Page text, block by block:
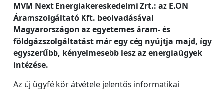
MVM Next Energiakereskedelmi Zrt.: az E.ON
Áramszolgáltató Kft. beolvadásával
Magyarországon az egyetemes áram- és
földgázszolgáltatást már egy cég nyújtja majd, így
egyszerűbb, kényelmesebb lesz az energiaügyek
intézése.
Az új ügyfélkör átvétele jelentős informatikai